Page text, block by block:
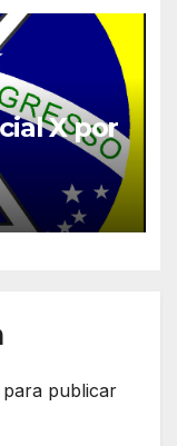
X por
para publicar